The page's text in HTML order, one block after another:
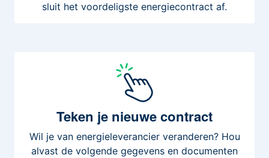
sluit het voordeligste energiecontract af.
Teken je nieuwe contract
Wil je van energieleverancier veranderen? Hou
alvast de volgende gegevens en documenten